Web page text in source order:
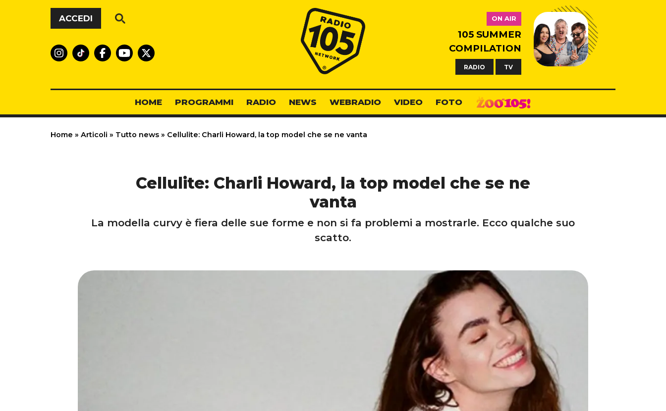
Vai al contenuto
ACCEDI
Radio 105
ON AIR
105 SUMMER
COMPILATION
RADIO TV
HOME PROGRAMMI RADIO NEWS WEBRADIO VIDEO FOTO
Home » Articoli » Tutto news » Cellulite: Charli Howard, la top model che se ne vanta
Cellulite: Charli Howard, la top model che se ne
vanta
La modella curvy è fiera delle sue forme e non si fa problemi a mostrarle. Ecco qualche suo
scatto.